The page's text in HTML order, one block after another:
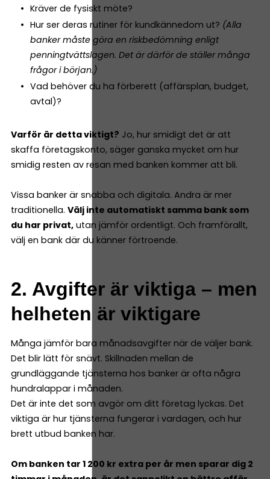
Kräver de fysiskt möte?
Hur ser deras rutiner för kundkännedom ut? (Alla
banker måste göra en riskbedömning enligt
penningtvättslagen. Det är därför de ställer många
frågor i början.)
Vad behöver du ha förberett (affärsplan, budget,
avtal)?
Varför är detta viktigt? Jo, hur smidigt det är att
skaffa företagskonto, säger ganska mycket om hur
smidig resten av resan med banken kommer att bli.
Vissa banker är snabba och digitala. Andra är mer
traditionella. Välj inte automatiskt samma bank som
du har privat, utan jämför ordentligt. Och framförallt,
välj en bank där du känner förtroende.
2. Avgifter är viktiga – men
helheten är viktigare
Många jämför bara månadsavgifter när de väljer bank.
Det blir lätt för snävt. Skillnaden mellan de
grundläggande tjänsterna hos banker är ofta några
hundralappar i månaden.
Det är inte det som avgör om ditt företag lyckas. Det
viktiga är hur tjänsterna fungerar i vardagen, och hur
brett utbud banken har.
Om banken tar 1 200 kr extra per år men sparar dig 2